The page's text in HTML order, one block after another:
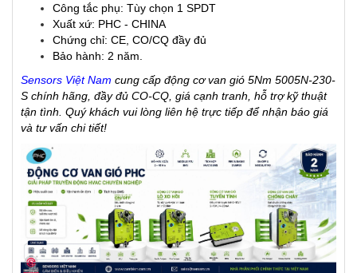
Công tắc phụ: Tùy chọn 1 SPDT
Xuất xứ: PHC - CHINA
Chứng chỉ: CE, CO/CQ đầy đủ
Bảo hành: 2 năm.
Sensors Việt Nam cung cấp động cơ van gió 5Nm 5005N-230-
S chính hãng, đầy đủ CO-CQ, giá cạnh tranh, hỗ trợ kỹ thuật
tận tình. Quý khách vui lòng liên hệ trực tiếp để nhận báo giá
và tư vấn chi tiết!